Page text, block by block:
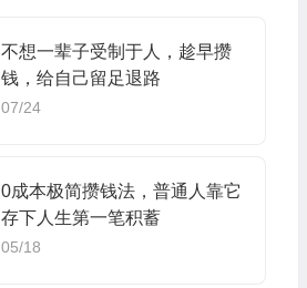
不想一辈子受制于人，趁早攒
钱，给自己留足退路
07/24
0成本极简攒钱法，普通人靠它
存下人生第一笔积蓄
05/18